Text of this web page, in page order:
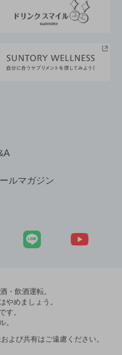
ルマガジン
・飲酒運転。
やめましょう。
す。
。
よび共有はご遠慮ください。